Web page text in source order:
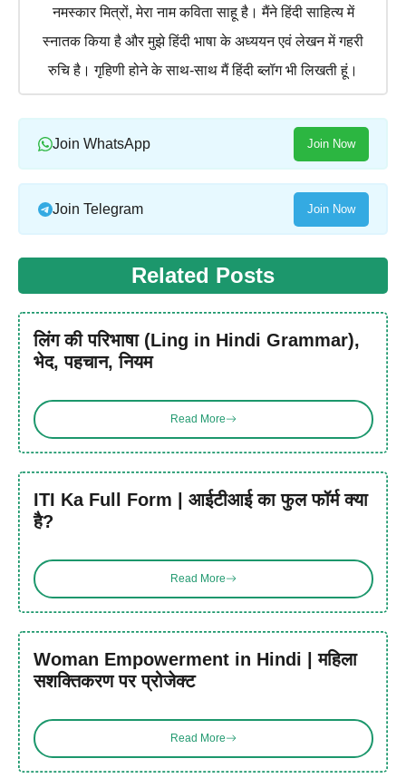
नमस्कार मित्रों, मेरा नाम कविता साहू है। मैंने हिंदी साहित्य में
स्नातक किया है और मुझे हिंदी भाषा के अध्ययन एवं लेखन में गहरी
रुचि है। गृहिणी होने के साथ-साथ मैं हिंदी ब्लॉग भी लिखती हूं।
Join WhatsApp Join Now
Join Telegram Join Now
Related Posts
लिंग की परिभाषा (Ling in Hindi Grammar),
भेद, पहचान, नियम
Read More
ITI Ka Full Form | आईटीआई का फुल फॉर्म क्या
है?
Read More
Woman Empowerment in Hindi | महिला
सशक्तिकरण पर प्रोजेक्ट
Read More